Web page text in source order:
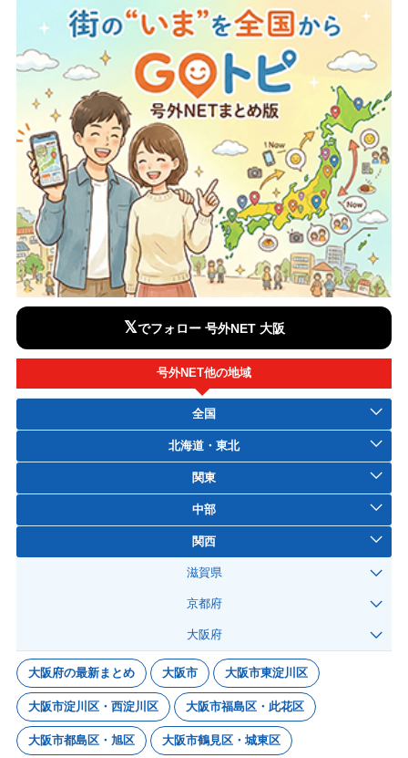
𝕏でフォロー 号外NET 大阪
号外NET他の地域
全国
北海道・東北
関東
中部
関西
滋賀県
京都府
大阪府
大阪府の最新まとめ 大阪市 大阪市東淀川区
大阪市淀川区・西淀川区 大阪市福島区・此花区
大阪市都島区・旭区 大阪市鶴見区・城東区